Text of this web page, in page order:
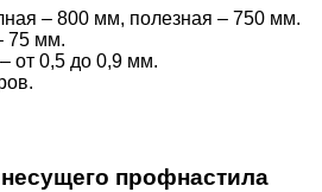
– 800 мм, полезная – 750 мм.
75 мм.
от 0,5 до 0,9 мм.
профнастила